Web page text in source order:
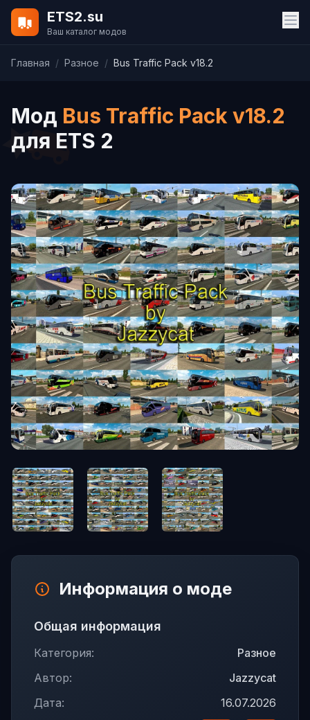
ETS2.su
Ваш каталог модов
Главная / Разное / Bus Traffic Pack v18.2
Мод Bus Traffic Pack v18.2
для ETS 2
Информация о моде
Общая информация
Категория:
Разное
Автор:
Jazzycat
Дата:
16.07.2026